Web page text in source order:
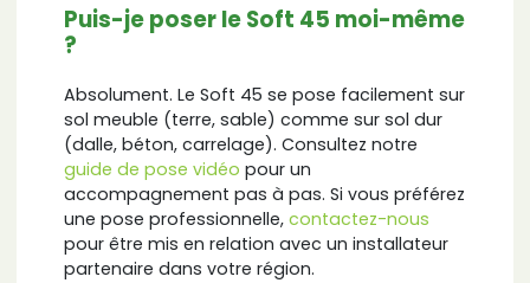
Puis-je poser le Soft 45 moi-même
?
Absolument. Le Soft 45 se pose facilement sur
sol meuble (terre, sable) comme sur sol dur
(dalle, béton, carrelage). Consultez notre
guide de pose vidéo pour un
accompagnement pas à pas. Si vous préférez
une pose professionnelle, contactez-nous
pour être mis en relation avec un installateur
partenaire dans votre région.